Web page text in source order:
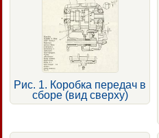
Рис. 1. Коробка передач в
сборе (вид сверху)